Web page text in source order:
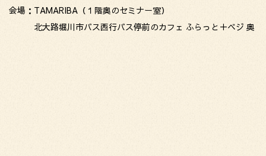
会場：TAMARIBA（１階奥のセミナー室）
北大路堀川市バス西行バス停前のカフェ ふらっと＋ベジ 奥